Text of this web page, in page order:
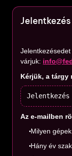
várjuk:
Kérjük, a tárgy
Az e-mailben
Milyen
Hány év